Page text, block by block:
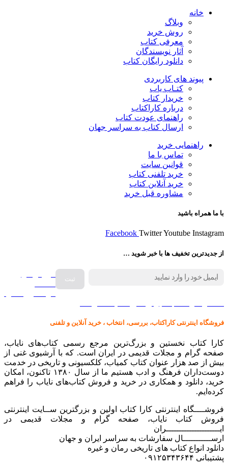
خانه
وبلاگ
روش خرید
معرفی کتاب
آثار نویسندگان
دانلود رایگان کتاب
پیوند های کاربردی
کتـاب یاب
خریدار کتاب
درباره کاراکتاب
راهنمای عودت کتاب
ارسال کتاب به سراسر جهان
راهنمایی خرید
تماس با ما
قوانین سایت
خرید تلفنی کتاب
خرید آنلاین کتاب
مشاوره قبل خرید
با ما همراه باشید
Facebook TwitterYoutube Instagram
از جدیدترین تخفیف ها با خبر شوید …
فروش انواع
فروشگاه اینترنتی کاراکتاب، بررسی، انتخاب ، خرید آنلاین و تلفنی
کارا کتاب نخستین و بزرگ‌ترین مرجع رسمی کتاب‌های نایاب،
صفحه گرام و مجلات قدیمی در ایران است. که با آرشیوی غنی از
بیش از صد هزار عنوان کتاب کمیاب، کلکسیونی و تاریخی در خدمت
دوست‌داران فرهنگ و ادب هستیم ما از سال ۱۳۸۰ تاکنون، امکان
خرید، دانلود و همکاری در خرید و فروش کتاب‌های نایاب را فراهم
کرده‌ایم.
فروشــــگاه اینترنتی کارا کتاب اولین و بزرگترین ســایت اینترنتی
فروش کتاب نایاب، صفحه گرام و مجلات قدیمی در
ایـــــــــــــــــــــران
ارســـــــــــال سفارشات به سراسر ایران و جهان
دانلود انواع کتاب های تاریخی رمان و غیره
پشتیبانی ۰۹۱۲۵۳۴۳۶۴۴